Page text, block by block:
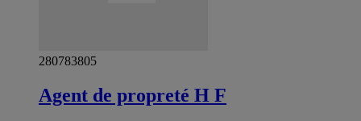
280783805
Agent de propreté H F